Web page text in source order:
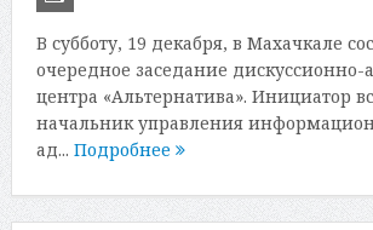
В субботу, 19 декабря, в Махачкале
очередное заседание дискуссионно-
центра «Альтернатива». Инициатор
начальник управления
ад... Подробнее